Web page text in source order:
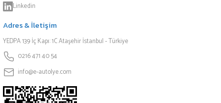
Linkedin
Adres & İletişim
YEDPA 139 İç Kapı: 1C Ataşehir İstanbul - Türkiye
0216 471 40 54
info@e-autolye.com